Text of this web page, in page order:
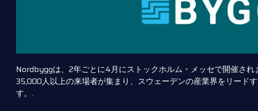
Nordbyggは、2年ごとに4月にストックホルム・メッセで開催さ
35,000人以上の来場者が集まり、スウェーデンの産業界をリード
す。.